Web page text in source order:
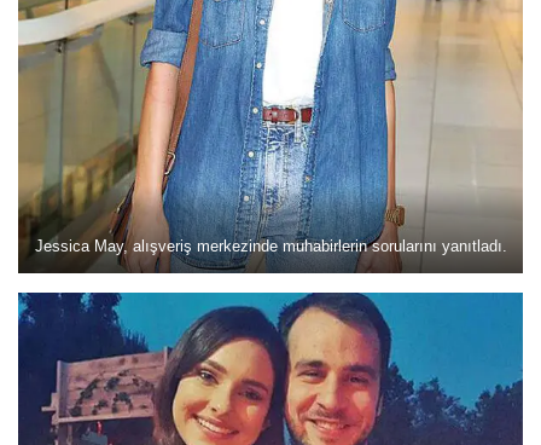
Jessica May, alışveriş merkezinde muhabirlerin sorularını yanıtladı.